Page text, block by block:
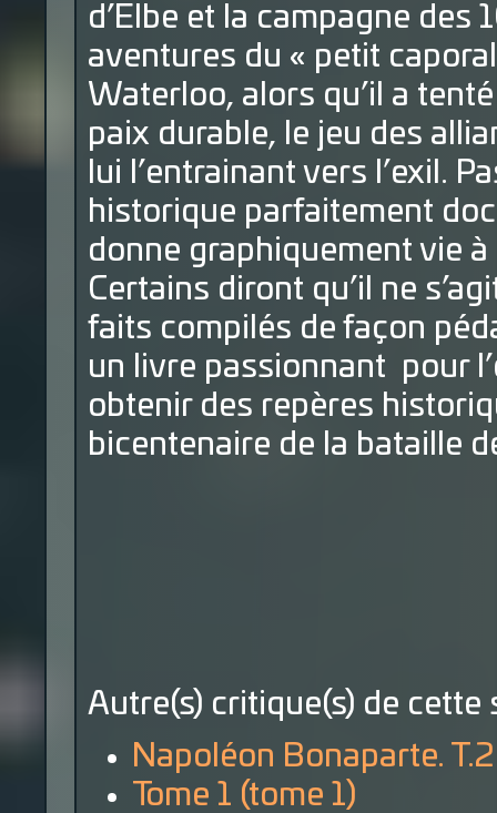
d’Elbe et la campagne des
aventures du « petit
Waterloo, alors qu’il a
paix durable, le jeu des
lui l’entrainant vers l’exil.
historique parfaitement
donne graphiquement vie à
Certains diront qu’il ne
faits compilés de façon
un livre passionnant pour
obtenir des repères
bicentenaire de la bataille
Autre(s) critique(s) de cette
Napoléon Bonaparte.
Tome 1 (tome 1)